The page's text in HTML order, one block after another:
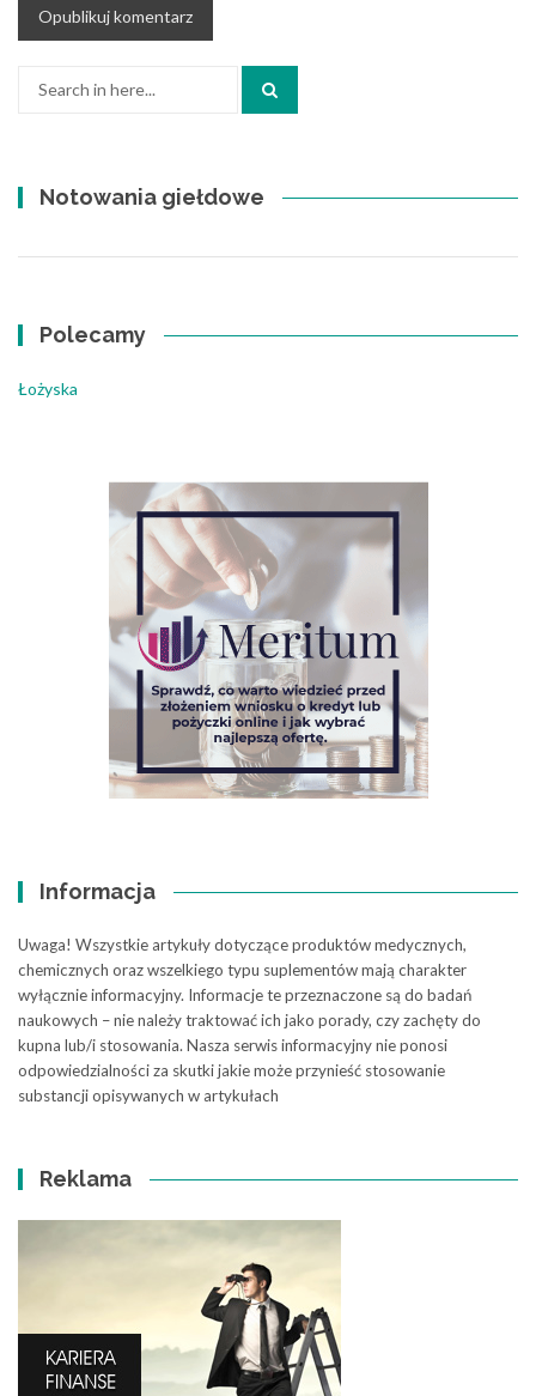
Notowania giełdowe
Polecamy
Łożyska
Informacja
Uwaga! Wszystkie artykuły dotyczące produktów medycznych,
chemicznych oraz wszelkiego typu suplementów mają charakter
wyłącznie informacyjny. Informacje te przeznaczone są do badań
naukowych – nie należy traktować ich jako porady, czy zachęty do
kupna lub/i stosowania. Nasza serwis informacyjny nie ponosi
odpowiedzialności za skutki jakie może przynieść stosowanie
substancji opisywanych w artykułach
Reklama